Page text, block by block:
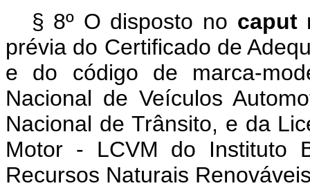
§ 8º O disposto no caput
prévia do Certificado de
e do código de marca-
Nacional de Veículos
Nacional de Trânsito, e da
Motor - LCVM do Instituto
Recursos Naturais